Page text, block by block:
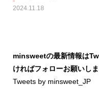
2024.11.18
minsweetの最新情報は
ければフォローお願いし
Tweets by minsweet_JP